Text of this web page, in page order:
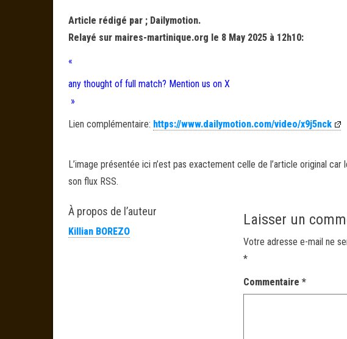
Article rédigé par ; Dailymotion.
Relayé sur maires-martinique.org le 8 May 2025 à 12h10:
«
any thought of full match? Mention us on X
»
Lien complémentaire: https://www.dailymotion.com/video/x9j5nck
L’image présentée ici n’est pas exactement celle de l’article original
son flux RSS.
À propos de l’auteur
Killian BOREZO
Laisser un
Votre adresse e-mail ne
*
Commentaire*